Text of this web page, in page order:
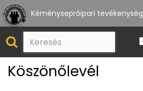
Kéményseprőipari tevékenység
Köszönőlevél